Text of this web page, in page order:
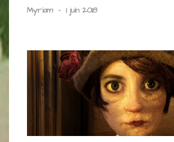
Myriam - 1 juin 2018